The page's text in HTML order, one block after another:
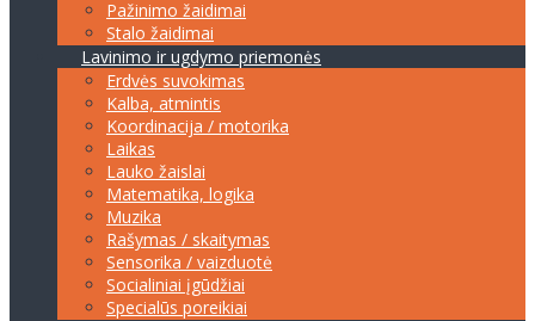
Pažinimo žaidimai
Stalo žaidimai
Lavinimo ir ugdymo priemonės
Erdvės suvokimas
Kalba, atmintis
Koordinacija / motorika
Laikas
Lauko žaislai
Matematika, logika
Muzika
Rašymas / skaitymas
Sensorika / vaizduotė
Socialiniai įgūdžiai
Specialūs poreikiai